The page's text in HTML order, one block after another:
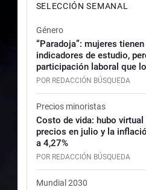
SELECCIÓN SEMANAL
Género
“Paradoja”: mujeres
indicadores de estudio,
participación laboral que
POR REDACCIÓN BÚSQUEDA
Precios minoristas
Costo de vida: hubo
precios en julio y la
a 4,27%
POR REDACCIÓN BÚSQUEDA
Mundial 2030